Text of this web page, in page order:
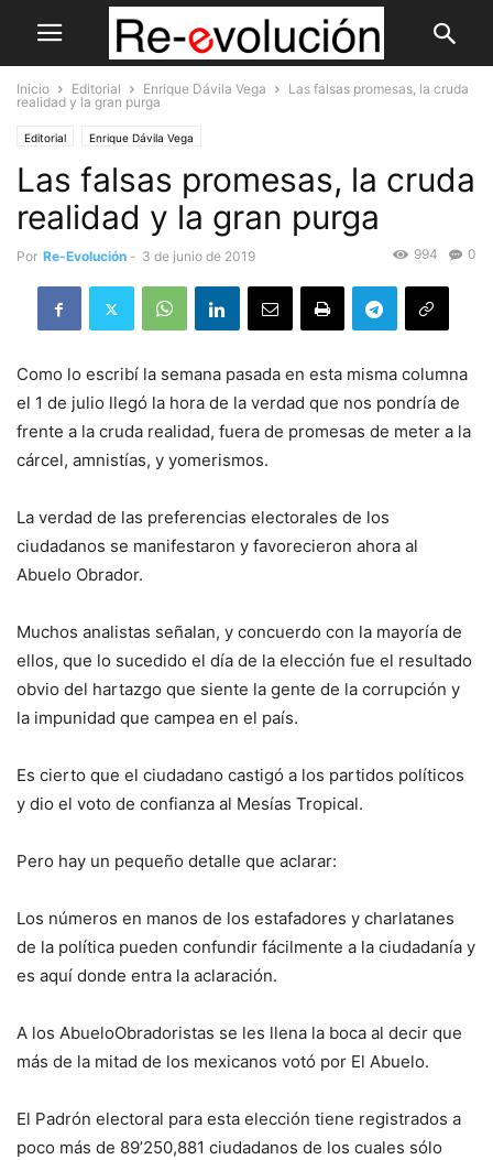
Inicio Editorial Enrique Dávila Vega
Las falsas promesas, la cruda
realidad y la gran purga
Editorial Enrique Dávila Vega
Las falsas promesas, la cruda
realidad y la gran purga
Por Re-Evolución - 3 de junio de 2019 0
994
Como lo escribí la semana pasada en esta misma columna
el 1 de julio llegó la hora de la verdad que nos pondría de
frente a la cruda realidad, fuera de promesas de meter a la
cárcel, amnistías, y yomerismos.
La verdad de las preferencias electorales de los
ciudadanos se manifestaron y favorecieron ahora al
Abuelo Obrador.
Muchos analistas señalan, y concuerdo con la mayoría de
ellos, que lo sucedido el día de la elección fue el resultado
obvio del hartazgo que siente la gente de la corrupción y
la impunidad que campea en el país.
Es cierto que el ciudadano castigó a los partidos políticos
y dio el voto de confianza al Mesías Tropical.
Pero hay un pequeño detalle que aclarar:
Los números en manos de los estafadores y charlatanes
de la política pueden confundir fácilmente a la ciudadanía y
es aquí donde entra la aclaración.
A los AbueloObradoristas se les llena la boca al decir que
más de la mitad de los mexicanos votó por El Abuelo.
El Padrón electoral para esta elección tiene registrados a
poco más de 89’250,881 ciudadanos de los cuales sólo